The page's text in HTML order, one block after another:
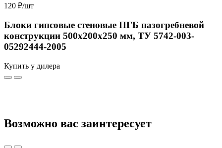
120 ₽/шт
Блоки гипсовые стеновые ПГБ пазогребневой
конструкции 500х200х250 мм, ТУ 5742-003-
05292444-2005
Купить у дилера
Возможно вас заинтересует